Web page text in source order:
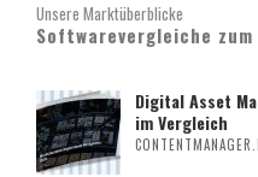
Unsere Marktüberblicke
Softwarevergleiche zum
Digital Asset
im Vergleich